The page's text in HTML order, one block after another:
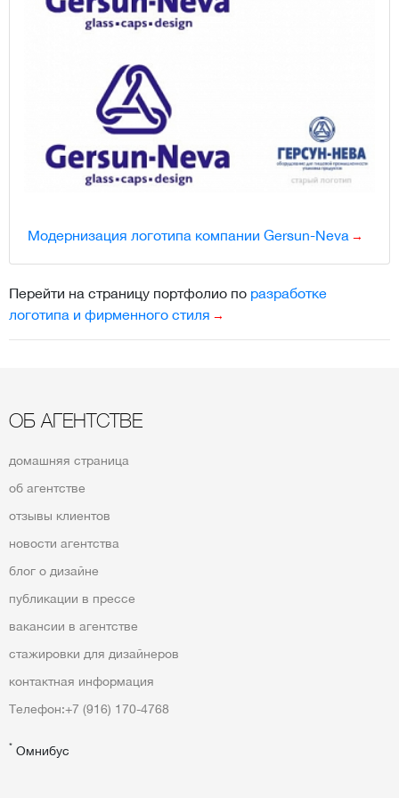
Модернизация логотипа компании Gersun-Neva
Перейти на страницу портфолио по разработке
логотипа и фирменного стиля
ОБ АГЕНТСТВЕ
домашняя страница
об агентстве
отзывы клиентов
новости агентства
блог о дизайне
публикации в прессе
вакансии в агентстве
стажировки для дизайнеров
контактная информация
Телефон:+7 (916) 170-4768
* Омнибус